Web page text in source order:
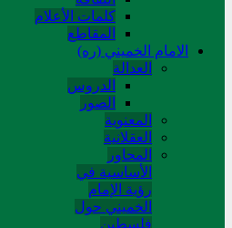
کلمات الأعلام
المقاطع
الامام الخميني (ره)
العدالة
الدروس
الصور
المعنوية
العقلانية
المحاور
الأساسیة في
رؤیة الإمام
الخمیني حول
فلسطین